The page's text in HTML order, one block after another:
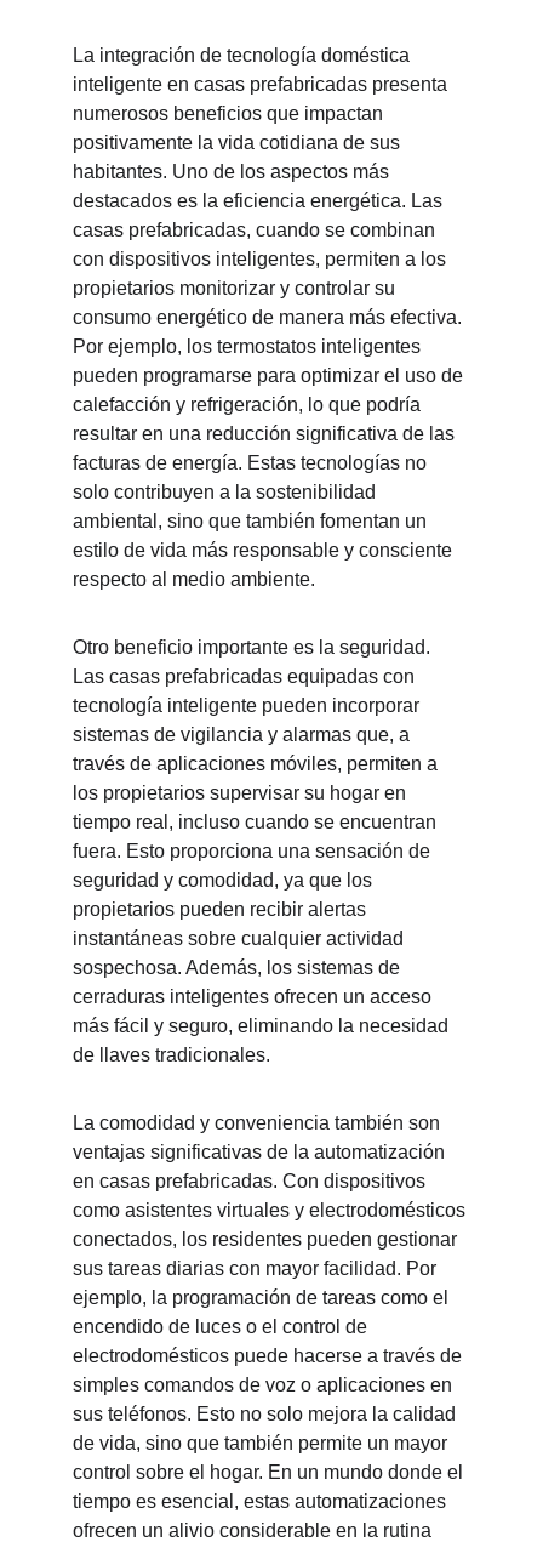
La integración de tecnología doméstica
inteligente en casas prefabricadas presenta
numerosos beneficios que impactan
positivamente la vida cotidiana de sus
habitantes. Uno de los aspectos más
destacados es la eficiencia energética. Las
casas prefabricadas, cuando se combinan
con dispositivos inteligentes, permiten a los
propietarios monitorizar y controlar su
consumo energético de manera más efectiva.
Por ejemplo, los termostatos inteligentes
pueden programarse para optimizar el uso de
calefacción y refrigeración, lo que podría
resultar en una reducción significativa de las
facturas de energía. Estas tecnologías no
solo contribuyen a la sostenibilidad
ambiental, sino que también fomentan un
estilo de vida más responsable y consciente
respecto al medio ambiente.
Otro beneficio importante es la seguridad.
Las casas prefabricadas equipadas con
tecnología inteligente pueden incorporar
sistemas de vigilancia y alarmas que, a
través de aplicaciones móviles, permiten a
los propietarios supervisar su hogar en
tiempo real, incluso cuando se encuentran
fuera. Esto proporciona una sensación de
seguridad y comodidad, ya que los
propietarios pueden recibir alertas
instantáneas sobre cualquier actividad
sospechosa. Además, los sistemas de
cerraduras inteligentes ofrecen un acceso
más fácil y seguro, eliminando la necesidad
de llaves tradicionales.
La comodidad y conveniencia también son
ventajas significativas de la automatización
en casas prefabricadas. Con dispositivos
como asistentes virtuales y electrodomésticos
conectados, los residentes pueden gestionar
sus tareas diarias con mayor facilidad. Por
ejemplo, la programación de tareas como el
encendido de luces o el control de
electrodomésticos puede hacerse a través de
simples comandos de voz o aplicaciones en
sus teléfonos. Esto no solo mejora la calidad
de vida, sino que también permite un mayor
control sobre el hogar. En un mundo donde el
tiempo es esencial, estas automatizaciones
ofrecen un alivio considerable en la rutina